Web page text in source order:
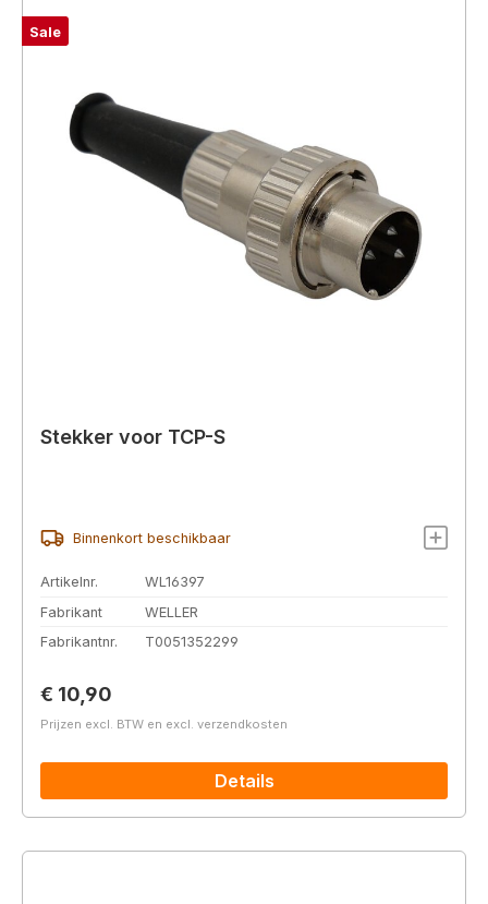
Sale
Stekker voor TCP-S
Binnenkort beschikbaar
Artikelnr.
WL16397
Fabrikant
WELLER
Fabrikantnr.
T0051352299
Normale prijs:
€ 10,90
Prijzen excl. BTW en excl. verzendkosten
Details